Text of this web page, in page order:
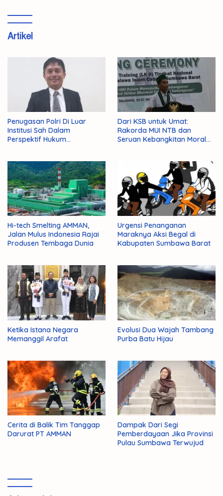
Artikel
Penugasan Polri Di Luar
Institusi Sah Dalam
Perspektif Hukum
Dari KSB untuk Umat:
Rakorda MUI NTB dan
Seruan Kebangkitan Moral
Hi-tech Smelting AMMAN,
Jalan Mulus Indonesia Rajai
Produsen Tembaga Dunia
Urgensi Penanganan
Maraknya Aksi Begal di
Kabupaten Sumbawa Barat
Ketika Istana Negara
Memanggil Arafat
Evolusi Dua Wajah Tambang
Purba Batu Hijau
Cerita di Balik Tim Tanggap
Darurat PT AMMAN
Dampak Dari Segi
Pemberdayaan Jika Provinsi
Pulau Sumbawa Terwujud